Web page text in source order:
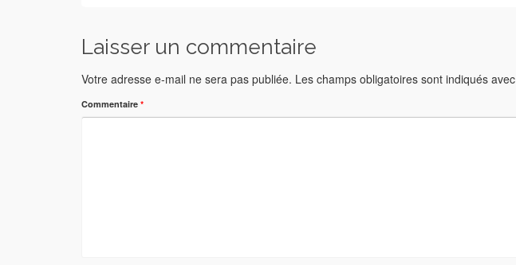
Laisser un commentaire
Votre adresse e-mail ne sera pas publiée. Les champs obligatoires sont indiqués avec
Commentaire *